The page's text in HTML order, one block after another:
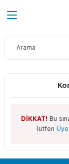
DİKKAT! Bu
lütfen